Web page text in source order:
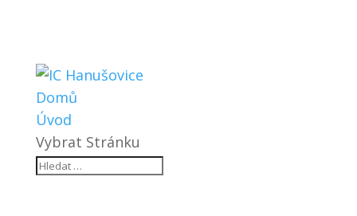
Domů
Úvod
Vybrat Stránku